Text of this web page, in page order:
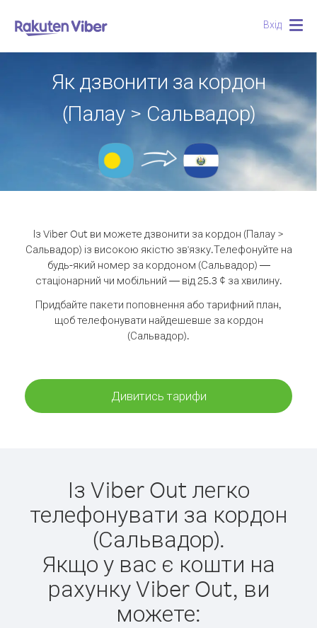
Вхід
Як дзвонити за кордон
(Палау > Сальвадор)
Із Viber Out ви можете дзвонити за кордон (Палау >
Сальвадор) із високою якістю зв'язку.Телефонуйте на
будь-який номер за кордоном (Сальвадор) —
стаціонарний чи мобільний — від 25.3 ¢ за хвилину.
Придбайте пакети поповнення або тарифний план,
щоб телефонувати найдешевше за кордон
(Сальвадор).
Дивитись тарифи
Із Viber Out легко
телефонувати за кордон
(Сальвадор).
Якщо у вас є кошти на
рахунку Viber Out, ви
можете: